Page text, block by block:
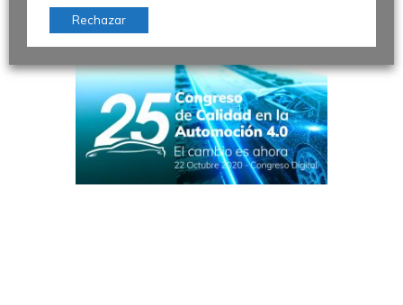
Rechazar